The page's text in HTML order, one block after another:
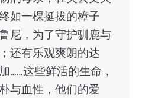
如一棵挺拔的樟子
尼，为了守护驯鹿与
还有乐观爽朗的达
……这些鲜活的生命，
与血性，他们的爱